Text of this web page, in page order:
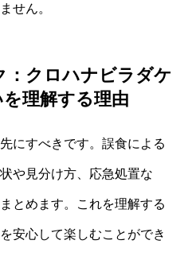
せん。
：クロハナビラダケ
理解する理由
にすべきです。誤食による
や見分け方、応急処置な
とめます。これを理解する
安心して楽しむことができ